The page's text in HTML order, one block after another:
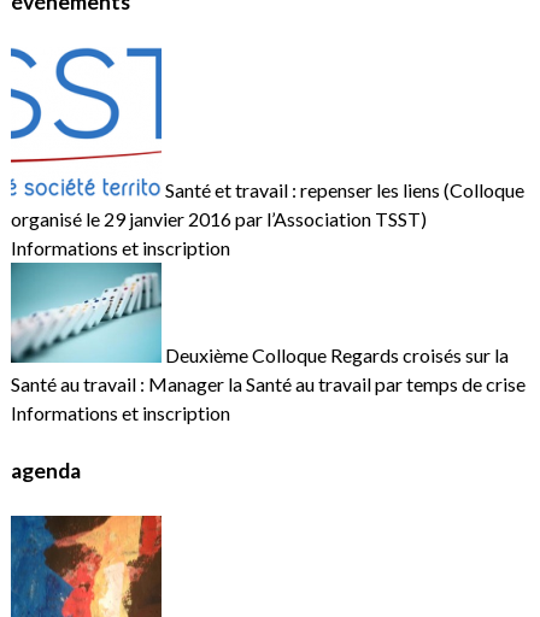
Santé et travail : repenser les liens (Colloque
organisé le 29 janvier 2016 par l’Association TSST)
Informations et inscription
Deuxième Colloque Regards croisés sur la
Santé au travail : Manager la Santé au travail par temps de crise
Informations et inscription
agenda